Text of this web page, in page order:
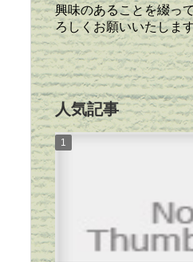
興味のあることを綴っ
ろしくお願いいたしま
人気記事